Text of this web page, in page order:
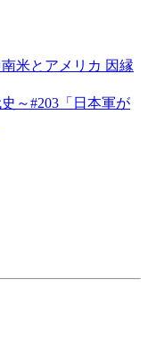
米とアメリカ 因縁
～#203「日本軍が